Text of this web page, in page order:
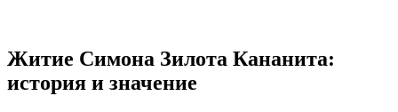
Житие Симона Зилота Кананита:
история и значение